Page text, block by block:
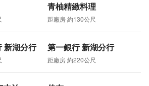
青柚精緻料理
距廠房 約130公尺
新湖分行 第一銀行 新湖分行
距廠房 約220公尺